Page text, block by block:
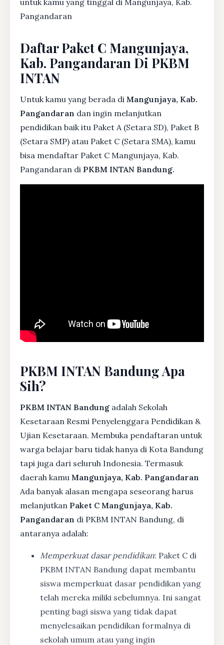
Pangandaran
Daftar Paket C Mangunjaya,
Kab. Pangandaran Di PKBM
INTAN
Untuk kamu yang berada di Mangunjaya, Kab.
Pangandaran dan ingin melanjutkan
pendidikan baik itu Paket A (Setara SD), Paket B
(Setara SMP) atau Paket C (Setara SMA), kamu
bisa mendaftar Paket C Mangunjaya, Kab.
Pangandaran di PKBM INTAN Bandung.
PKBM INTAN Bandung Apa
Sih?
PKBM INTAN Bandung adalah Sekolah
Kesetaraan Resmi Penyelenggara Pendidikan &
Ujian Kesetaraan. Membuka pendaftaran untuk
warga belajar baru tidak hanya di Kota Bandung
tapi juga dari seluruh Indonesia. Termasuk
daerah kamu Mangunjaya, Kab. Pangandaran
Ada banyak alasan mengapa seseorang harus
melanjutkan Paket C Mangunjaya, Kab.
Pangandaran di PKBM INTAN Bandung, di
antaranya adalah:
Memperkuat dasar pendidikan: Paket C di
PKBM INTAN Bandung dapat membantu
siswa memperkuat dasar pendidikan yang
telah mereka miliki sebelumnya. Ini sangat
penting bagi siswa yang tidak dapat
menyelesaikan pendidikan formalnya di
sekolah umum atau yang ingin